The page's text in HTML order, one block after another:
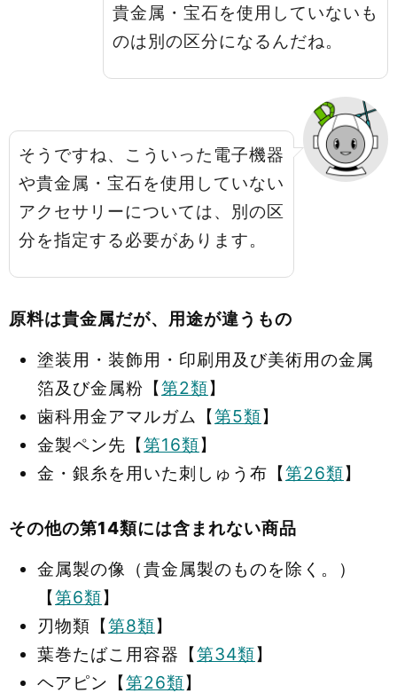
貴金属・宝石を使用していないも
のは別の区分になるんだね。
そうですね、こういった電子機器
や貴金属・宝石を使用していない
アクセサリーについては、別の区
分を指定する必要があります。
原料は貴金属だが、用途が違うもの
塗装用・装飾用・印刷用及び美術用の金属
箔及び金属粉【第2類】
歯科用金アマルガム【第5類】
金製ペン先【第16類】
金・銀糸を用いた刺しゅう布【第26類】
その他の第14類には含まれない商品
金属製の像（貴金属製のものを除く。）
【第6類】
刃物類【第8類】
葉巻たばこ用容器【第34類】
ヘアピン【第26類】